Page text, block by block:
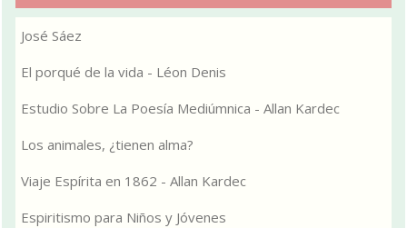
José Sáez
El porqué de la vida - Léon Denis
Estudio Sobre La Poesía Mediúmnica - Allan Kardec
Los animales, ¿tienen alma?
Viaje Espírita en 1862 - Allan Kardec
Espiritismo para Niños y Jóvenes